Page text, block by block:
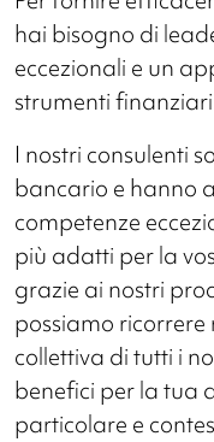
hai bisogno di
eccezionali e un
strumenti
I nostri consulenti
bancario e hanno
competenze
più adatti per la
grazie ai nostri
possiamo
collettiva di tutti i
benefici per la tua
particolare e